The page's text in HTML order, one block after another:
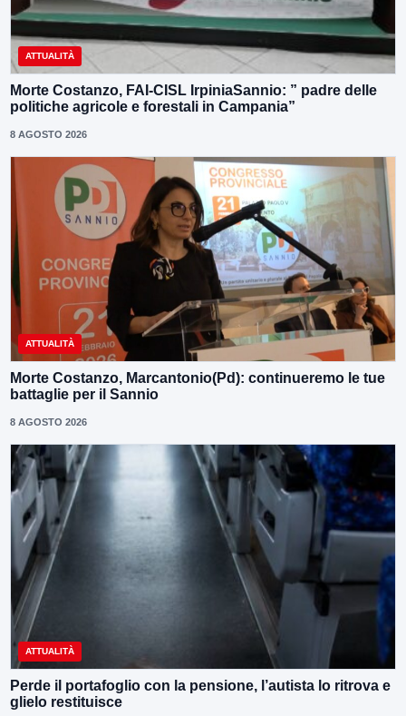
ATTUALITÀ
Morte Costanzo, FAI-CISL IrpiniaSannio: ” padre delle
politiche agricole e forestali in Campania”
8 AGOSTO 2026
ATTUALITÀ
Morte Costanzo, Marcantonio(Pd): continueremo le tue
battaglie per il Sannio
8 AGOSTO 2026
ATTUALITÀ
Perde il portafoglio con la pensione, l’autista lo ritrova e
glielo restituisce